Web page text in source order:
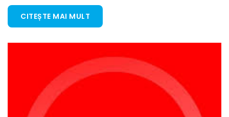
CITEȘTE MAI MULT